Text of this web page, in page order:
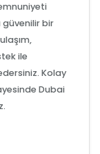
güvenilir bir
ile
Kolay
Dubai